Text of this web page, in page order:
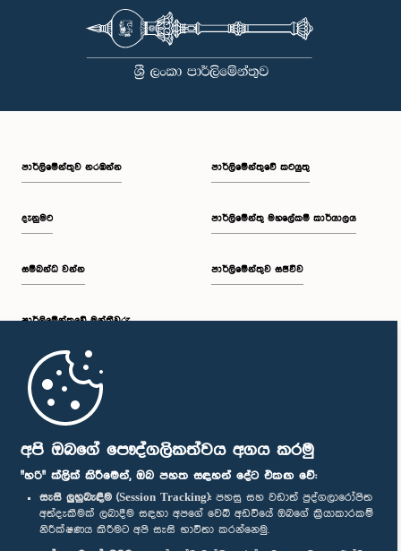
අපි ඔබගේ පෞද්ගලිකත්වය අගය කරමු
"හරි" ක්ලික් කිරීමෙන්, ඔබ පහත සඳහන් දේට එකඟ වේ:
සැසි ලුහුබැඳීම (Session Tracking): පහසු සහ වඩාත් පුද්ගලාරෝපිත
අත්දැකීමක් ලබාදීම සඳහා අපගේ වෙබ් අඩවියේ ඔබගේ ක්‍රියාකාරකම්
නිරීක්ෂණය කිරීමට අපි සැසි භාවිතා කරන්නෙමු.
පාර්ලි‌මේන්තුව නරඹන්න
දැනුමට
සම්බන්ධ වන්න
පාර්ලි‌මේන්තුවේ මන්ත්‍රීවරු
මුල් පිටුව
පාර්ලිමේන්තුවේ කටයුතු
පාර්ලිමේන්තු මහලේකම් කාර්යාලය
පාර්ලිමේන්තුව සජීවීව
පාර්ලිමේන්තු ජංගම යෙදුම
අප හා සම්බන්ධ වී සිටින්න :